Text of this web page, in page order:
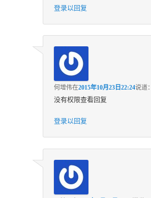
登录以回复
何增伟在2015年10月23日22:24说道：
没有权限查看回复
登录以回复